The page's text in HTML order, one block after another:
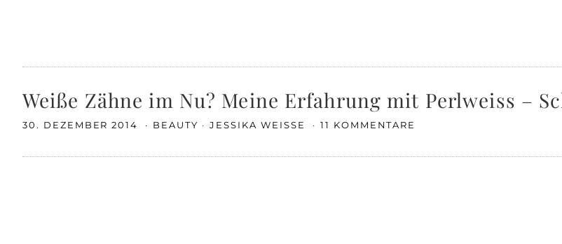
Weiße Zähne im Nu? Meine Erfahrung mit Perlweiss –
30. DEZEMBER 2014 BEAUTY JESSIKA WEISSE 11 KOMMENTARE